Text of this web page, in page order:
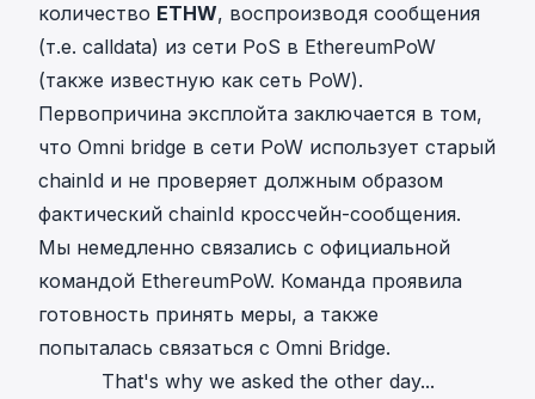
количество ETHW, воспроизводя сообщения
(т.е. calldata) из сети PoS в EthereumPoW
(также известную как сеть PoW).
Первопричина эксплойта заключается в том,
что Omni bridge в сети PoW использует старый
chainId и не проверяет должным образом
фактический chainId кроссчейн-сообщения.
Мы немедленно связались с официальной
командой EthereumPoW. Команда проявила
готовность принять меры, а также
попыталась связаться с Omni Bridge.
That's why we asked the other day...